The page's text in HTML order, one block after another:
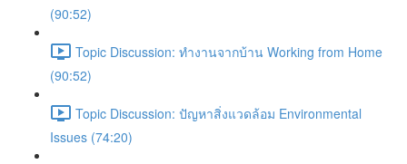
(90:52)
Topic Discussion: ทำงานจากบ้าน Working from Home
(90:52)
Topic Discussion: ปัญหาสิ่งแวดล้อม Environmental
Issues (74:20)